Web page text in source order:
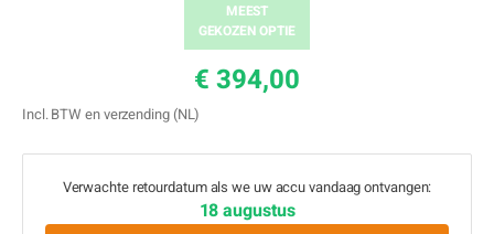
MEEST
GEKOZEN OPTIE
€ 394,00
Incl. BTW en verzending (NL)
Verwachte retourdatum als we uw accu vandaag ontvangen:
18 augustus